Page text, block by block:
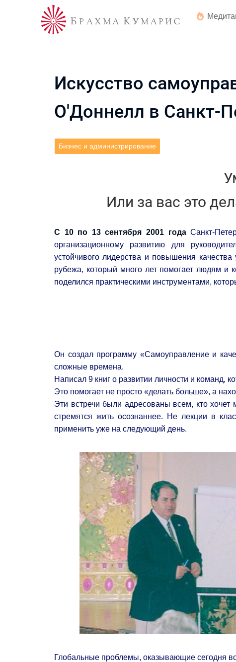
Искусство
О'Доннелл в Санкт-
Бизнес и администрирование
Или за вас это
С 10 по 13 сентября 2001 годаСанкт-
организационному развитию для
устойчивого лидерства и повышения
рубежа, который много лет помогает людям и
поделился практическими инструментами,
Он создал программу «Самоуправление и
сложные времена.
Написал 9 книг о развитии личности и команд,
Это помогает не просто «делать больше», а
Эти встречи были адресованы всем, кто
стремятся жить осознаннее. Не лекции в
применить уже на следующий день.
Глобальные проблемы, оказывающие сегодня